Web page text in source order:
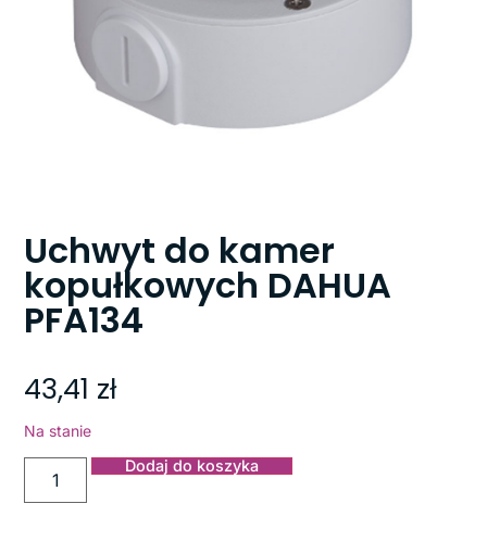
Uchwyt do kamer
kopułkowych DAHUA
PFA134
43,41 zł
Na stanie
Dodaj do koszyka